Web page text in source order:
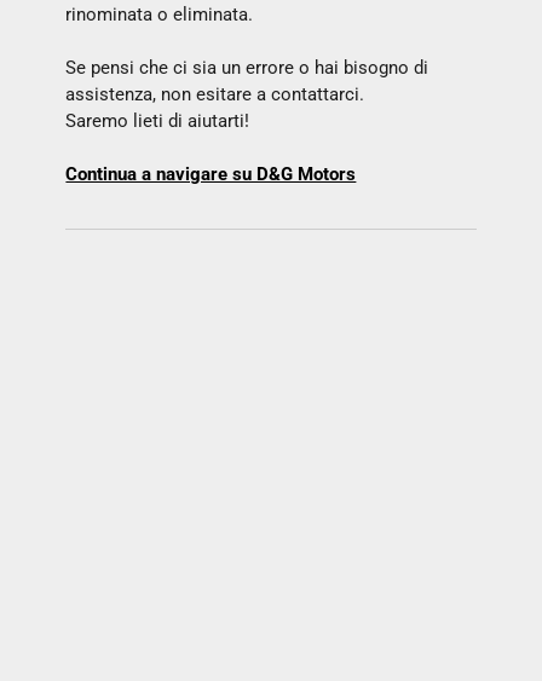
rinominata o eliminata.
Se pensi che ci sia un errore o hai bisogno di
assistenza, non esitare a contattarci.
Saremo lieti di aiutarti!
Continua a navigare su D&G Motors